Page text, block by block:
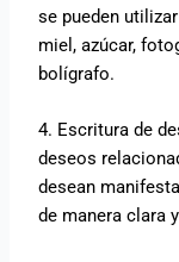
se pueden
miel, azúcar,
bolígrafo.
4. Escritura de
deseos
desean
de manera clara